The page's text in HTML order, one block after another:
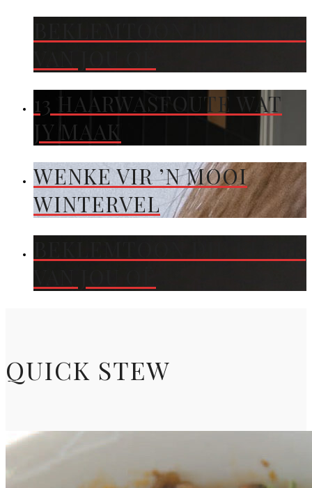
13 HAARWASFOUTE WAT
JY MAAK
WENKE VIR ’N MOOI
WINTERVEL
QUICK STEW